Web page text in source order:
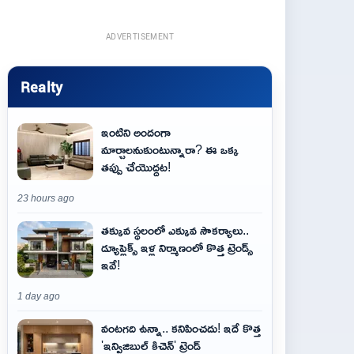
ADVERTISEMENT
Realty
ఇంటిని అందంగా
మార్చాలనుకుంటున్నారా? ఈ ఒక్క
తప్పు చేయొద్దట!
23 hours ago
తక్కువ స్థలంలో ఎక్కువ సౌకర్యాలు..
డ్యూప్లెక్స్ ఇళ్ల నిర్మాణంలో కొత్త ట్రెండ్స్
ఇవే!
1 day ago
వంటగది ఉన్నా.. కనిపించదు! ఇదే కొత్త
'ఇన్విజిబుల్ కిచెన్' ట్రెండ్